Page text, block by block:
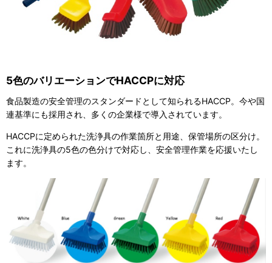
5色のバリエーションでHACCPに対応
食品製造の安全管理のスタンダードとして知られるHACCP。今や国
連基準にも採用され、多くの企業様で導入されています。
HACCPに定められた洗浄具の作業箇所と用途、保管場所の区分け。
これに洗浄具の5色の色分けで対応し、安全管理作業を応援いたし
ます。